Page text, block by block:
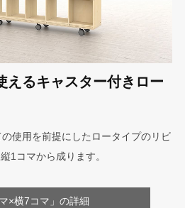
えるキャスター付きロー
使用を前提にしたロータイプのリビ
1コマから成ります。
マ×横7コマ」の詳細